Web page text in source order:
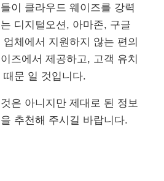
이 클라우드 웨이즈를 강력
디지털오션, 아마존, 구글
체에서 지원하지 않는 편의
즈에서 제공하고, 고객 유치
문 일 것입니다.
은 아니지만 제대로 된 정보
추천해 주시길 바랍니다.